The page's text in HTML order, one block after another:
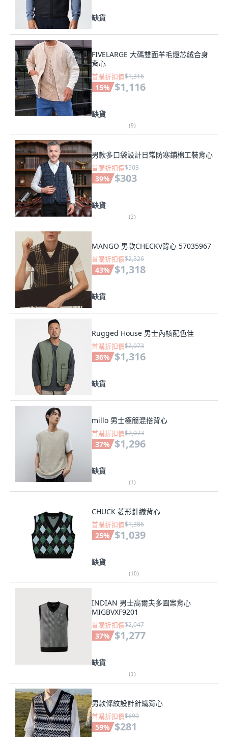
缺貨
FIVELARGE 大碼雙面羊毛燈芯絨合身
背心
首購折扣價$1,316
15% $1,116
缺貨
(9)
男款多口袋設計日常防寒鋪棉工裝背心
首購折扣價$503
39% $303
缺貨
(2)
MANGO 男款CHECKV背心 57035967
首購折扣價$2,326
43% $1,318
缺貨
Rugged House 男士內核配色佳
首購折扣價$2,073
36% $1,316
缺貨
millo 男士極簡混搭背心
首購折扣價$2,073
37% $1,296
缺貨
(1)
CHUCK 菱形針織背心
首購折扣價$1,386
25% $1,039
缺貨
(10)
INDIAN 男士高爾夫多圖案背心
MIGBVXF9201
首購折扣價$2,047
37% $1,277
缺貨
(1)
男款條紋設計針織背心
首購折扣價$699
59% $281